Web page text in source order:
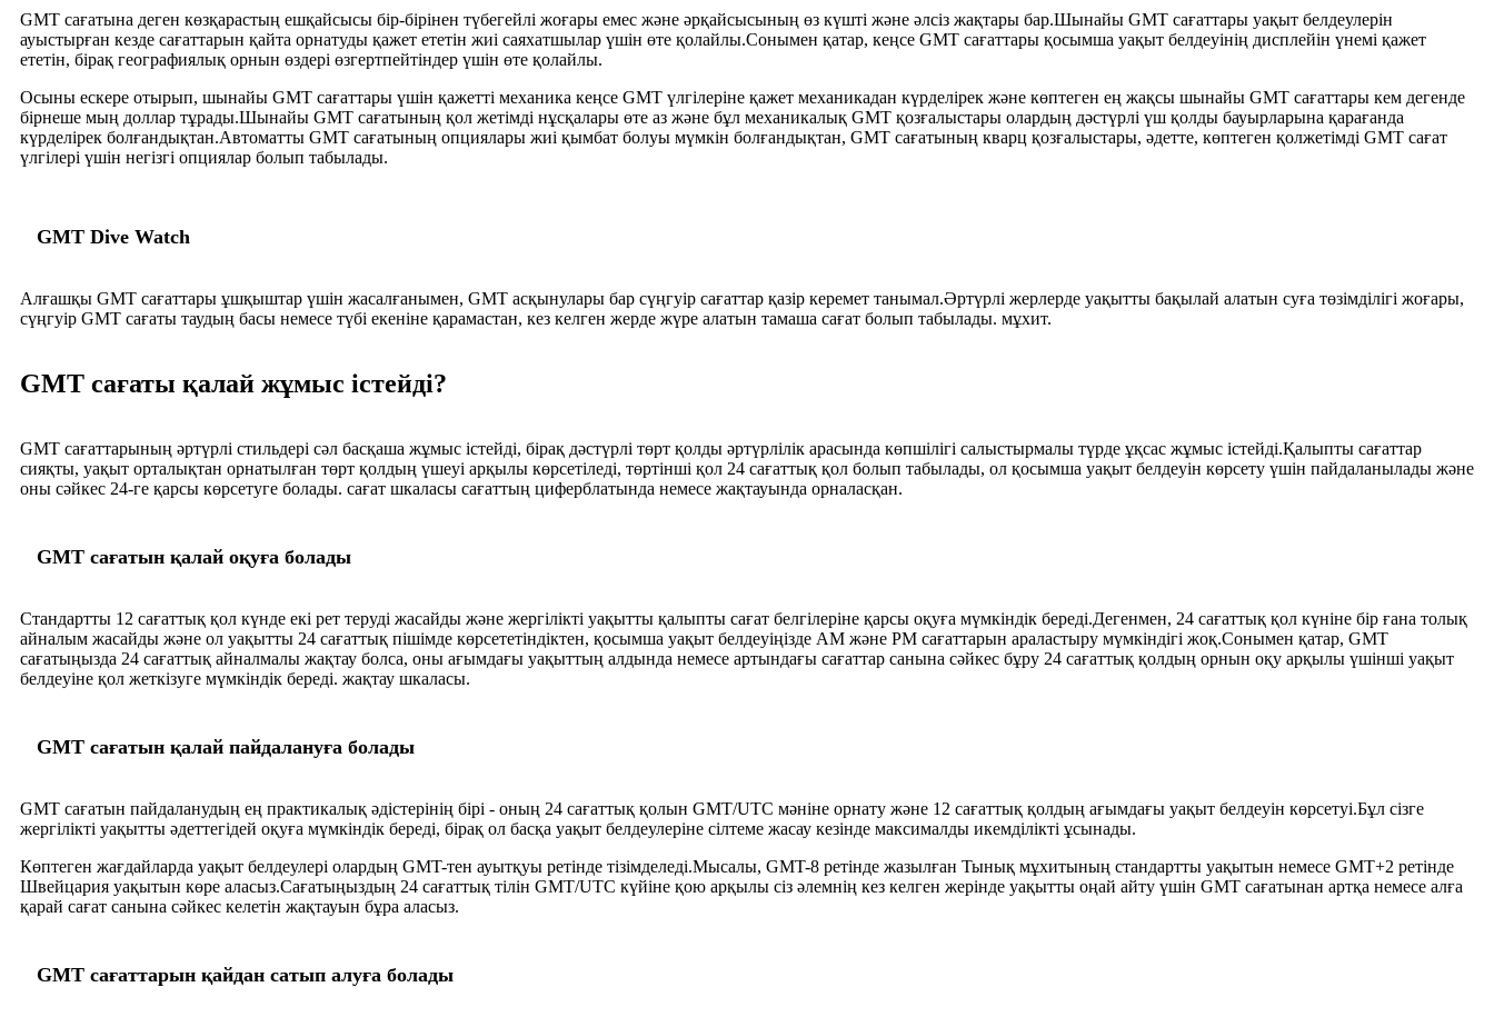
GMT сағатына деген көзқарастың ешқайсысы бір-бірінен түбегейлі жоғары емес және әрқайсысының өз күшті және әлсіз жақтары бар.Шынайы GMT сағаттары уақыт белдеулерін
ауыстырған кезде сағаттарын қайта орнатуды қажет ететін жиі саяхатшылар үшін өте қолайлы.Сонымен қатар, кеңсе GMT ​​сағаттары қосымша уақыт белдеуінің дисплейін үнемі қажет
ететін, бірақ географиялық орнын өздері өзгертпейтіндер үшін өте қолайлы.
Осыны ескере отырып, шынайы GMT сағаттары үшін қажетті механика кеңсе GMT ​​үлгілеріне қажет механикадан күрделірек және көптеген ең жақсы шынайы GMT сағаттары кем дегенде
бірнеше мың доллар тұрады.Шынайы GMT сағатының қол жетімді нұсқалары өте аз және бұл механикалық GMT қозғалыстары олардың дәстүрлі үш қолды бауырларына қарағанда
күрделірек болғандықтан.Автоматты GMT сағатының опциялары жиі қымбат болуы мүмкін болғандықтан, GMT сағатының кварц қозғалыстары, әдетте, көптеген қолжетімді GMT сағат
үлгілері үшін негізгі опциялар болып табылады.
GMT Dive Watch
Алғашқы GMT сағаттары ұшқыштар үшін жасалғанымен, GMT асқынулары бар сүңгуір сағаттар қазір керемет танымал.Әртүрлі жерлерде уақытты бақылай алатын суға төзімділігі жоғары,
сүңгуір GMT сағаты таудың басы немесе түбі екеніне қарамастан, кез келген жерде жүре алатын тамаша сағат болып табылады. мұхит.
GMT сағаты қалай жұмыс істейді?
GMT сағаттарының әртүрлі стильдері сәл басқаша жұмыс істейді, бірақ дәстүрлі төрт қолды әртүрлілік арасында көпшілігі салыстырмалы түрде ұқсас жұмыс істейді.Қалыпты сағаттар
сияқты, уақыт орталықтан орнатылған төрт қолдың үшеуі арқылы көрсетіледі, төртінші қол 24 сағаттық қол болып табылады, ол қосымша уақыт белдеуін көрсету үшін пайдаланылады және
оны сәйкес 24-ге қарсы көрсетуге болады. сағат шкаласы сағаттың циферблатында немесе жақтауында орналасқан.
GMT сағатын қалай оқуға болады
Стандартты 12 сағаттық қол күнде екі рет теруді жасайды және жергілікті уақытты қалыпты сағат белгілеріне қарсы оқуға мүмкіндік береді.Дегенмен, 24 сағаттық қол күніне бір ғана толық
айналым жасайды және ол уақытты 24 сағаттық пішімде көрсететіндіктен, қосымша уақыт белдеуіңізде AM және PM сағаттарын араластыру мүмкіндігі жоқ.Сонымен қатар, GMT
сағатыңызда 24 сағаттық айналмалы жақтау болса, оны ағымдағы уақыттың алдында немесе артындағы сағаттар санына сәйкес бұру 24 сағаттық қолдың орнын оқу арқылы үшінші уақыт
белдеуіне қол жеткізуге мүмкіндік береді. жақтау шкаласы.
GMT сағатын қалай пайдалануға болады
GMT сағатын пайдаланудың ең практикалық әдістерінің бірі - оның 24 сағаттық қолын GMT/UTC мәніне орнату және 12 сағаттық қолдың ағымдағы уақыт белдеуін көрсетуі.Бұл сізге
жергілікті уақытты әдеттегідей оқуға мүмкіндік береді, бірақ ол басқа уақыт белдеулеріне сілтеме жасау кезінде максималды икемділікті ұсынады.
Көптеген жағдайларда уақыт белдеулері олардың GMT-тен ауытқуы ретінде тізімделеді.Мысалы, GMT-8 ретінде жазылған Тынық мұхитының стандартты уақытын немесе GMT+2 ретінде
Швейцария уақытын көре аласыз.Сағатыңыздың 24 сағаттық тілін GMT/UTC күйіне қою арқылы сіз әлемнің кез келген жерінде уақытты оңай айту үшін GMT сағатынан артқа немесе алға
қарай сағат санына сәйкес келетін жақтауын бұра аласыз.
GMT сағаттарын қайдан сатып алуға болады